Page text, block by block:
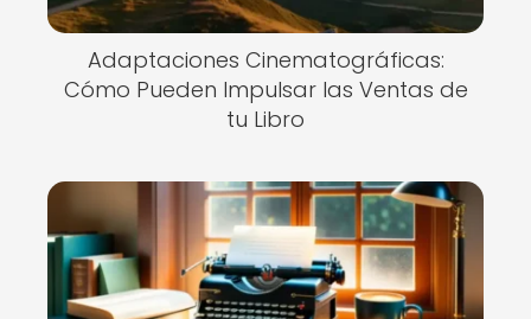
Adaptaciones Cinematográficas:
Cómo Pueden Impulsar las Ventas de
tu Libro